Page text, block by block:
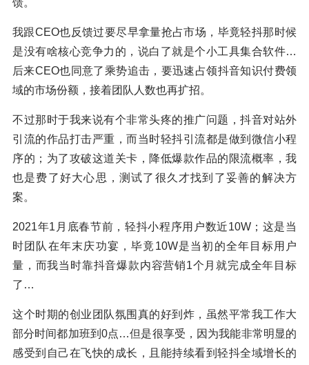
我跟CEO也反馈过要尽早拿量抢占市场，毕竟轻抖那时候
是没有啥核心竞争力的，说白了就是个小工具集合软件…
后来CEO也同意了乘势追击，要迅速占领抖音知识付费领
域的市场份额，接着团队人数也再扩招。
不过那时于我来说有个非常头疼的推广问题，抖音对站外
引流的作品打击严重，而当时轻抖引流都是做到微信小程
序的；为了攻破这道关卡，降低爆款作品的限流概率，我
也是费了好大心思，测试了很久才找到了妥善的解决方
案。
2021年1月底春节前，轻抖小程序用户数近10W；这是当
时团队在年末庆功宴，毕竟10W是当初的全年目标用户
量，而我当时靠抖音爆款内容营销1个月就完成全年目标
了…
这个时期的创业团队氛围真的好到炸，虽然平常我工作大
部分时间都加班到0点…但是很享受，因为我能非常明显的
感受到自己在飞快的成长，且能持续看到轻抖全域增长的